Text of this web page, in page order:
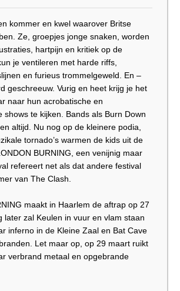
kommer en kwel waarover Britse
Ze, groepjes jonge snaken, worden
hartpijn en kritiek op de
je ventileren met harde riffs,
en furieus trommelgeweld. En –
geschreeuw. Vurig en heet krijg je het
naar hun acrobatische en
shows te kijken. Bands als Burn Down
altijd. Nu nog op de kleinere podia,
tornado’s warmen de kids uit de
BURNING, een venijnig maar
refereert net als dat andere festival
van The Clash.
maakt in Haarlem de aftrap op 27
later zal Keulen in vuur en vlam staan
inferno in de Kleine Zaal en Bat Cave
Let maar op, op 29 maart ruikt
verbrand metaal en opgebrande